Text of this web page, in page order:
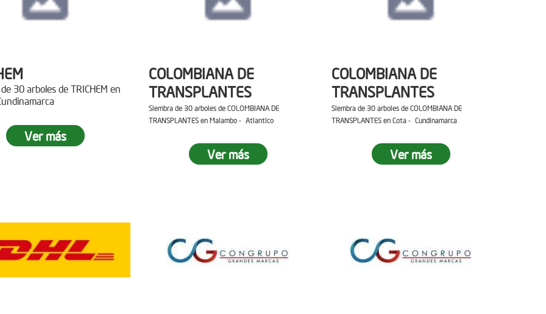
30 arboles de TRICHEM en
Ver más
COLOMBIANA DE
TRANSPLANTES
Siembra de 30 arboles de COLOMBIANA DE
TRANSPLANTES en Malambo - Atlantico
Ver más
COLOMBIANA DE
TRANSPLANTES
Siembra de 30 arboles de COLOMBIANA DE
TRANSPLANTES en Cota - Cundinamarca
Ver más